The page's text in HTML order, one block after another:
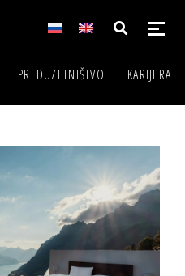
PREDUZETNIŠTVO KARIJERA